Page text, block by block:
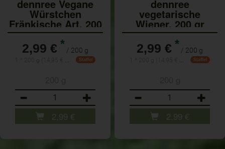
dennree Vegane
Würstchen
Fränkische Art, 200
gr Pa
2,99 € * / 200 g
Staffel
2,99 €
dennree
vegetarische
Wiener, 200 gr
2,99 € * / 200 g
Staffel
2,99 €